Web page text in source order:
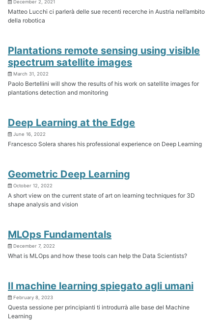
December 2, 2021
Matteo Lucchi ci parlerà delle sue recenti recerche in Austria nell’ambito
della robotica
Plantations remote sensing using visible
spectrum satellite images
March 31, 2022
Paolo Bertellini will show the results of his work on satellite images for
plantations detection and monitoring
Deep Learning at the Edge
June 16, 2022
Francesco Solera shares his professional experience on Deep Learning
Geometric Deep Learning
October 12, 2022
A short view on the current state of art on learning techniques for 3D
shape analysis and vision
MLOps Fundamentals
December 7, 2022
What is MLOps and how these tools can help the Data Scientists?
Il machine learning spiegato agli umani
February 8, 2023
Questa sessione per principianti ti introdurrà alle base del Machine
Learning